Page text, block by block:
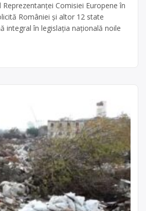
Comisiei Europene în
României și altor 12 state
integral în legislația națională noile